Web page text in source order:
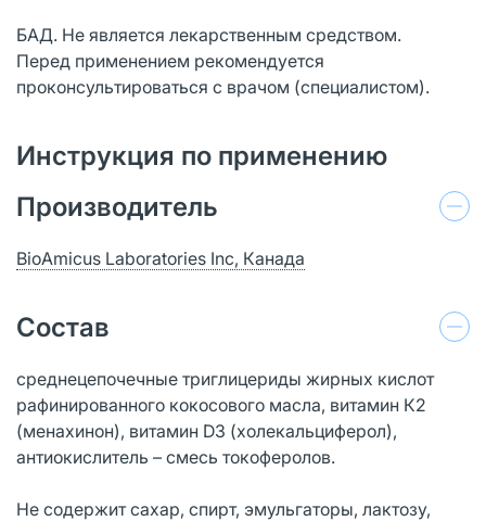
БАД. Не является лекарственным средством.
Перед применением рекомендуется
проконсультироваться с врачом (специалистом).
Инструкция по применению
Производитель
BioAmicus Laboratories Inc, Канада
Состав
среднецепочечные триглицериды жирных кислот
рафинированного кокосового масла, витамин К2
(менахинон), витамин D3 (холекальциферол),
антиокислитель – смесь токоферолов.
Не содержит сахар, спирт, эмульгаторы, лактозу,